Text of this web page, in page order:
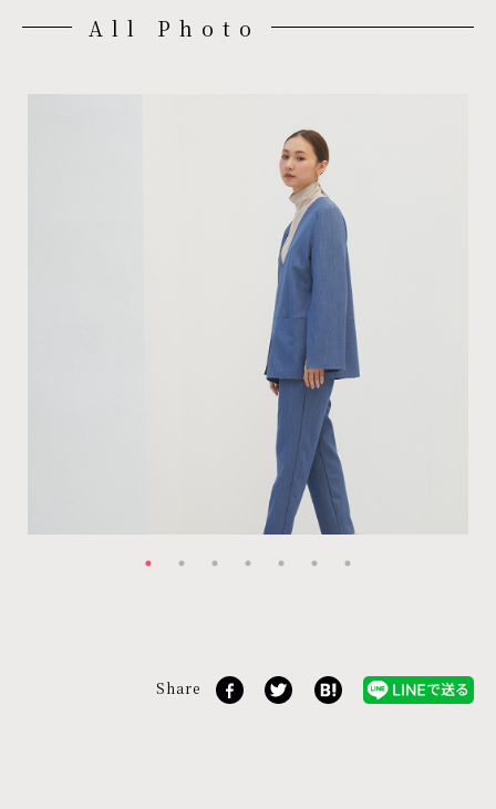
All Photo
Share